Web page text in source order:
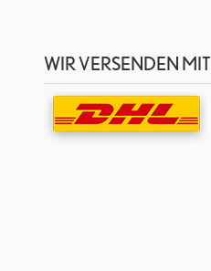
WIR VERSENDEN MIT